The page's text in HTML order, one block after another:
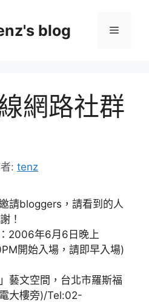
blog 選
網路社群
: tenz
請bloggers，請看到的人
！
2006年6月6日晚上
開始入場，請即早入場)
藝文空間，台北市羅斯福
大樓旁)/Tel:02-